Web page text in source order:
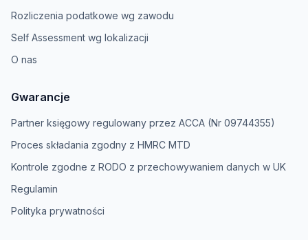
Rozliczenia podatkowe wg zawodu
Self Assessment wg lokalizacji
O nas
Gwarancje
Partner księgowy regulowany przez ACCA (Nr 09744355)
Proces składania zgodny z HMRC MTD
Kontrole zgodne z RODO z przechowywaniem danych w UK
Regulamin
Polityka prywatności